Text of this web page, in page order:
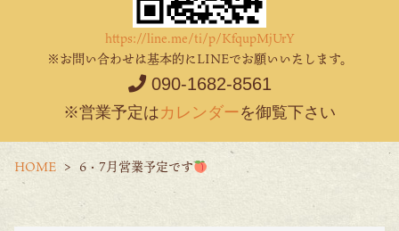
https://line.me/ti/p/KfqupMjUrY
※お問い合わせは基本的にLINEでお願いいたします。
090-1682-8561
※営業予定はカレンダーを御覧下さい
HOME 6・7月営業予定です